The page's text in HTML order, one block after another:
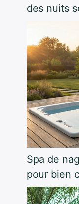
des nuits
Spa de
pour bien